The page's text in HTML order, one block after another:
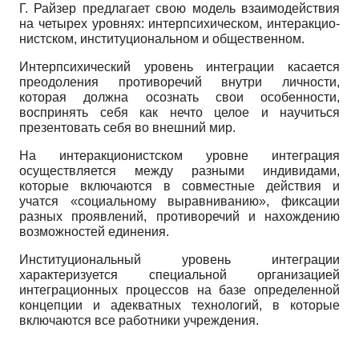
Г. Райзер предлагает свою модель взаимодействия
на четырех уровнях: интерпсихическом, интеракцио-
нистском, институциональном и общественном.
Интерпсихический уровень интеграции касается
преодоления противоречий внутри личности,
которая должна осознать свои особенности,
воспринять себя как нечто целое и научиться
презентовать себя во внешний мир.
На интеракционистском уровне интеграция
осуществляется между разными индивидами,
которые включаются в совместные действия и
учатся «социальному выравниванию», фиксации
разных проявлений, противоречий и нахождению
возможностей единения.
Институциональный уровень интеграции
характеризуется специальной организацией
интеграционных процессов на базе определенной
концепции и адекватных технологий, в которые
включаются все работники учреждения.